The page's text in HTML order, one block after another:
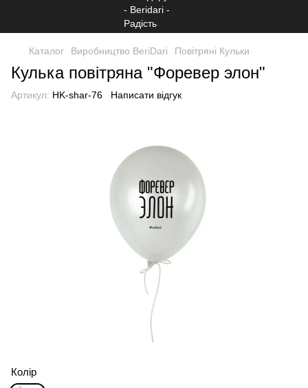
Каталог Виробництво BeriDari Повітряні Кульки
Кулька повітряна "Форевер элон"
Артикул: HK-shar-76 Написати відгук
Колір